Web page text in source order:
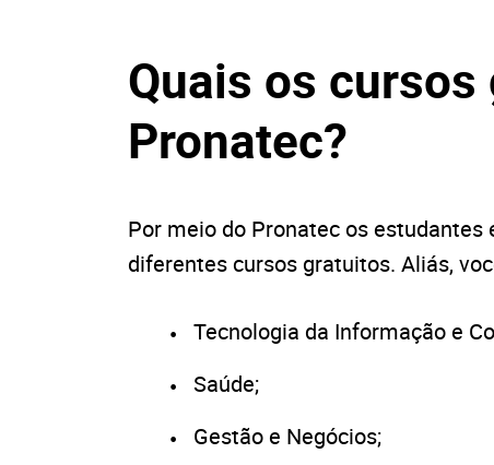
Quais os
Pronatec?
Por meio do Pronatec os
diferentes cursos gratuitos. Aliás,
Tecnologia da Informação e
Saúde;
Gestão e Negócios;